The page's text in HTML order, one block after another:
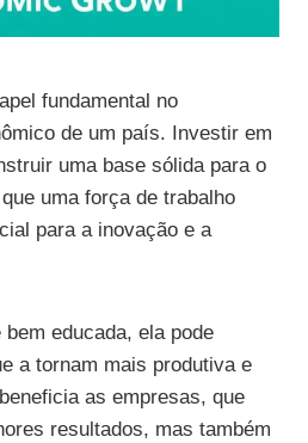
fundamental no
de um país. Investir em
uma base sólida para o
uma força de trabalho
para a inovação e a
educada, ela pode
a tornam mais produtiva e
as empresas, que
resultados, mas também